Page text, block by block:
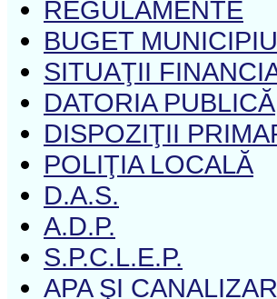
REGULAMENTE
BUGET MUNICIPIU
SITUAŢII
DATORIA PUBLICĂ
DISPOZIŢII
POLIŢIA LOCALĂ
D.A.S.
A.D.P.
S.P.C.L.E.P.
APA ŞI